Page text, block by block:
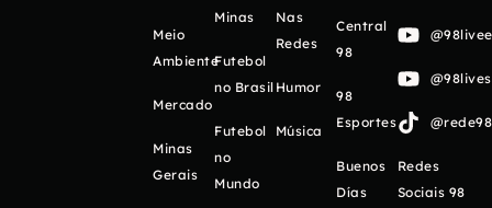
Meio
Ambiente
Mercado
Minas
Gerais
Minas
Futebol
no Brasil
Futebol
no
Mundo
Nas
Redes
Humor
Música
Central
98
98
Esportes
Buenos
Días
Redes
Sociais 98